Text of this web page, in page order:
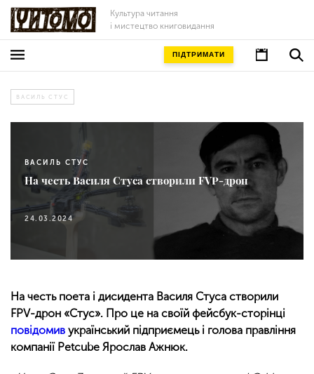
Культура читання
і мистецтво книговидання
ПІДТРИМАТИ
ВАСИЛЬ СТУС
ВАСИЛЬ СТУС
На честь Василя Стуса створили FVP-дрон
24.03.2024
На честь поета і дисидента Василя Стуса створили
FPV-дрон «Стус». Про це на своїй фейсбук-сторінці
повідомив український підприємець і голова правління
компанії Petcube Ярослав Ажнюк.